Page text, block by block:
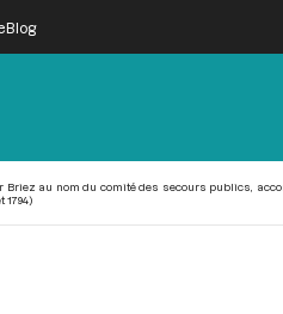
Blog
Briez au nom du comité des secours publics,
1794)